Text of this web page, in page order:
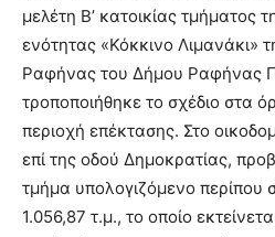
μελέτη Β’ κατοικίας τμήματος
ενότητας «Κόκκινο Λιμανάκι»
Ραφήνας του Δήμου Ραφήνας
τροποποιήθηκε το σχέδιο στα
περιοχή επέκτασης. Στο
επί της οδού Δημοκρατίας,
τμήμα υπολογιζόμενο περίπου
1.056,87 τ.μ., το οποίο